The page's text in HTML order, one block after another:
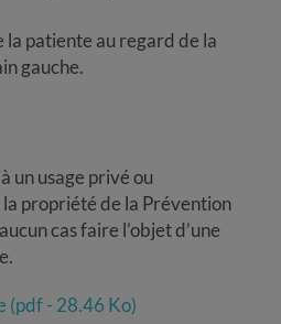
la patiente au regard de la
gauche.
un usage privé ou
la propriété de la Prévention
cas faire l’objet d’une
(pdf - 28.46 Ko)